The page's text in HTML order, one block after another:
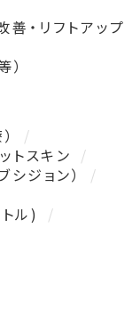
・リフトアップ
トスキン
ジョン）
ル)